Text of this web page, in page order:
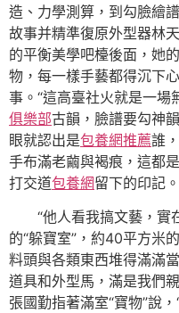
造、力學測算，到勾臉繪
故事并精準復原外型器林
的平衡美學吧檯後面，她
物，每一樣手藝都得沉下
事。“這高臺社火就是一場
俱樂部古韻，臉譜要勾神
眼就認出是包養網推薦誰
手布滿老繭與褐痕，這都
打交道包養網留下的印記。
“他人看我搞文藝，實
的“躲寶室”，約40平方米
料頭與各類東西堆得滿滿
道具和外型馬，滿是我們
張國勤指著滿室“寶物”說